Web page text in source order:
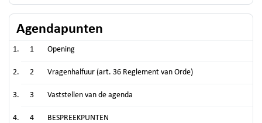
Agendapunten
1 Opening
2 Vragenhalfuur (art. 36 Reglement van Orde)
3 Vaststellen van de agenda
4 BESPREEKPUNTEN